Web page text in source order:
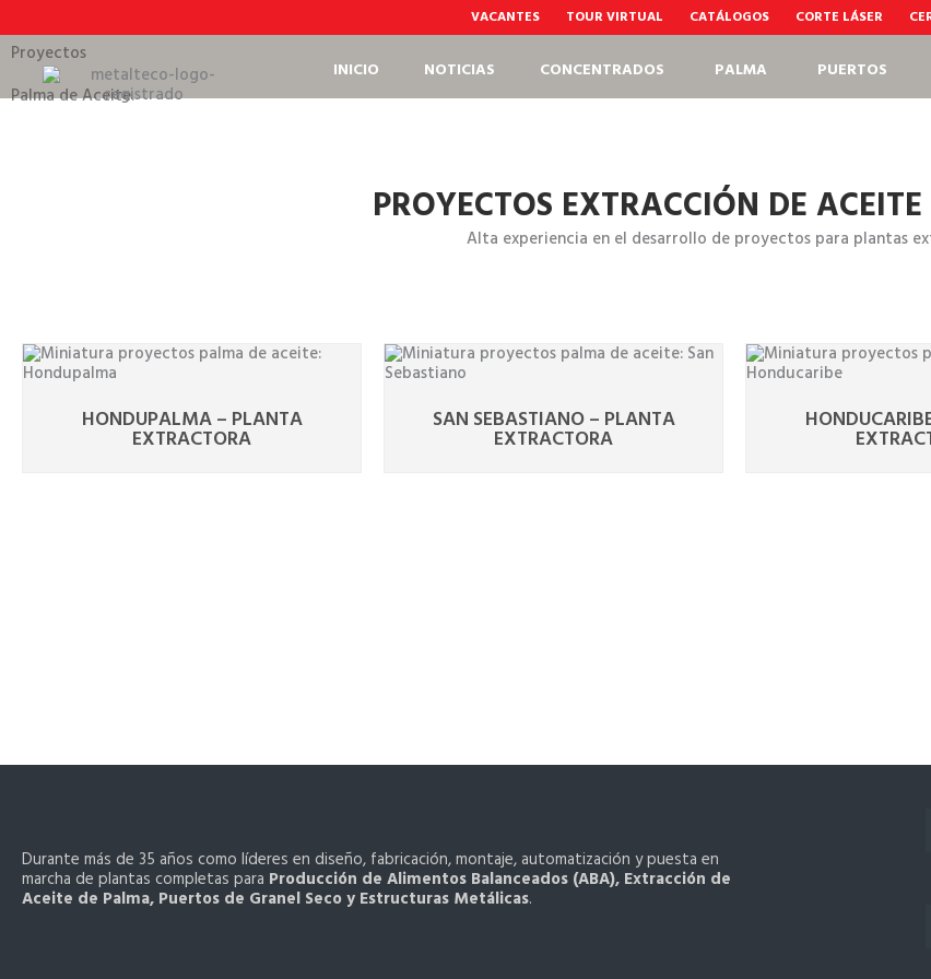
al
contenido
VACANTES TOUR VIRTUAL CATÁLOGOS CORTE LÁSER
INICIO NOTICIAS CONCENTRADOS PALMA PUERTOS
Proyectos
Palma de Aceite.
PROYECTOS EXTRACCIÓN DE
Alta experiencia en el desarrollo de proyectos para plantas
HONDUPALMA – PLANTA
EXTRACTORA
SAN SEBASTIANO – PLANTA
EXTRACTORA
Durante más de 35 años como líderes en diseño, fabricación, montaje, automatización y puesta en
marcha de plantas completas para Producción de Alimentos Balanceados (ABA), Extracción de
Aceite de Palma, Puertos de Granel Seco y Estructuras Metálicas.